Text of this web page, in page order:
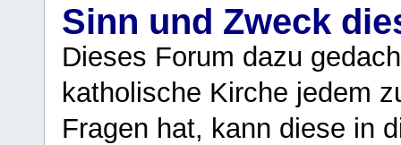
Sinn und Zweck
Dieses Forum dazu
katholische Kirche jedem
Fragen hat, kann diese in